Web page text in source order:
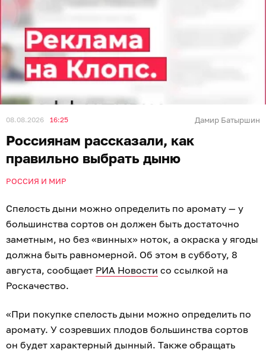
08.08.2026 16:25 Дамир Батыршин
Россиянам рассказали, как
правильно выбрать дыню
РОССИЯ И МИР
Спелость дыни можно определить по аромату — у
большинства сортов он должен быть достаточно
заметным, но без «винных» ноток, а окраска у ягоды
должна быть равномерной. Об этом в субботу, 8
августа, сообщает РИА Новости со ссылкой на
Роскачество.
«При покупке спелость дыни можно определить по
аромату. У созревших плодов большинства сортов
он будет характерный дынный. Также обращать